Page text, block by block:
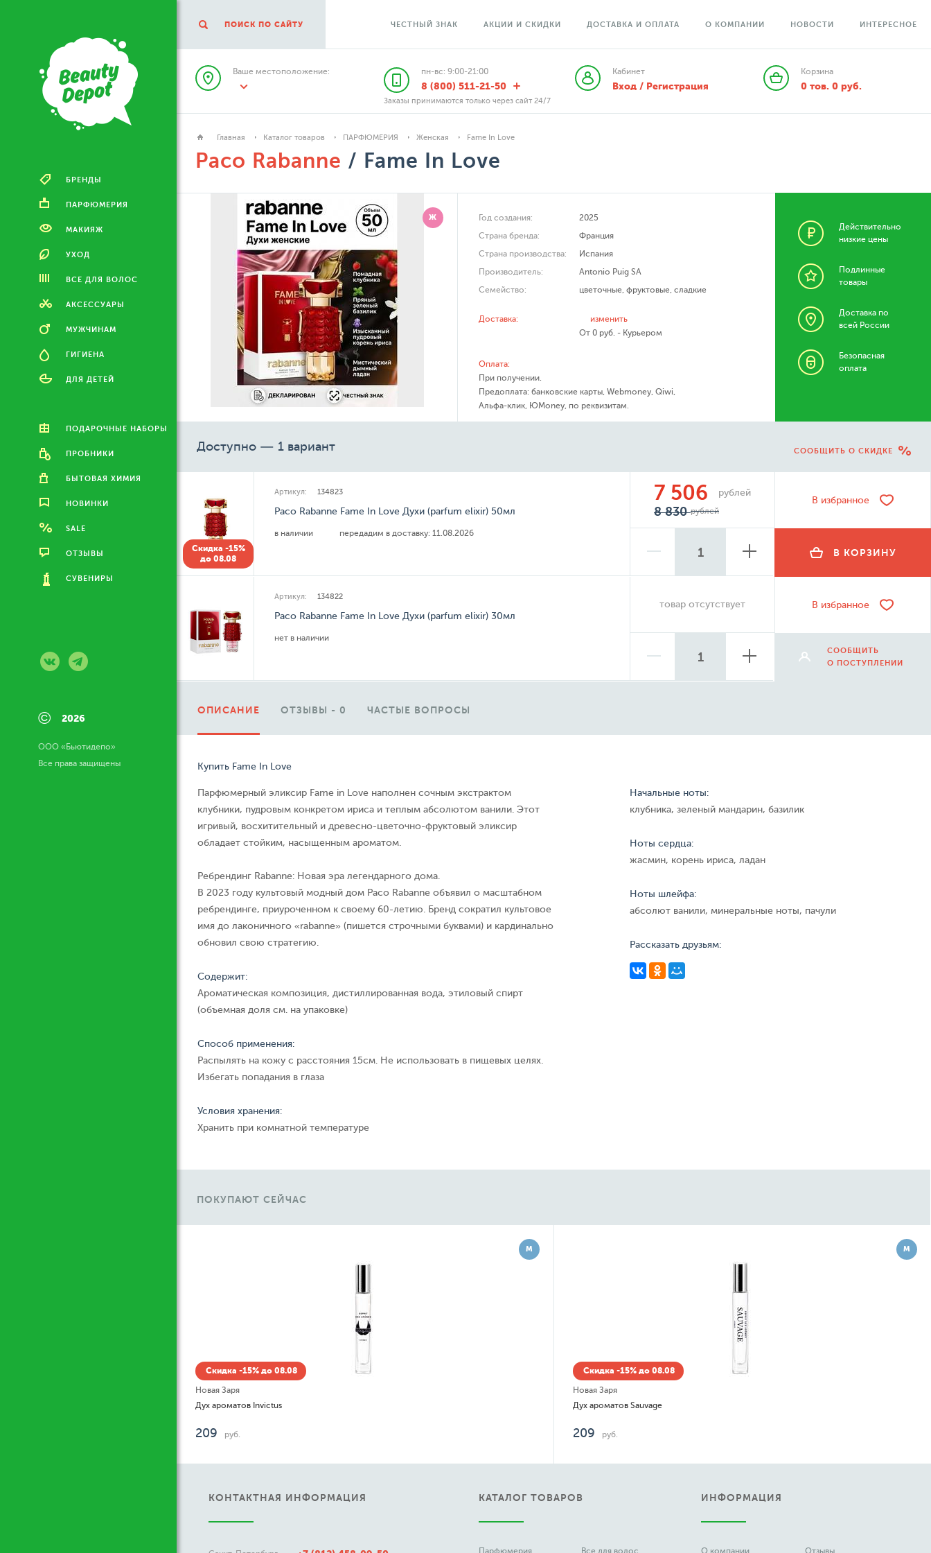
БРЕНДЫ
ПАРФЮМЕРИЯ
МАКИЯЖ
УХОД
ВСЕ ДЛЯ ВОЛОС
АКСЕССУАРЫ
МУЖЧИНАМ
ГИГИЕНА
ДЛЯ ДЕТЕЙ
ПОДАРОЧНЫЕ НАБОРЫ
ПРОБНИКИ
БЫТОВАЯ ХИМИЯ
НОВИНКИ
SALE
ОТЗЫВЫ
СУВЕНИРЫ
© 2026
ООО «Бьютидепо»
Все права защищены
ПОИСК ПО САЙТУ ЧЕСТНЫЙ ЗНАК АКЦИИ И СКИДКИ ДОСТАВКА И ОПЛАТА О КОМПАНИИ НОВОСТИ ИНТЕРЕСНОЕ
Ваше местоположение: пн-вс: 9:00-21:00
8 (800) 511-21-50
Заказы принимаются только через сайт 24/7
Кабинет
Вход / Регистрация
Корзина
0 тов. 0руб.
Главная Каталог товаров ПАРФЮМЕРИЯ Женская Fame In Love
Paco Rabanne / Fame In Love
Ж Год создания:
2025
Страна бренда:
Франция
Страна производства:
Испания
Производитель:
Antonio Puig SA
Семейство:
цветочные, фруктовые, сладкие
Доставка:
изменить
От 0 руб. - Курьером
Оплата:
При получении.
Предоплата: банковские карты, Webmoney, Qiwi,
Альфа-клик, ЮMoney, по реквизитам.
Действительно
низкие цены
Подлинные
товары
Доставка по
всей России
Безопасная
оплата
Доступно — 1 вариант СООБЩИТЬ О СКИДКЕ
Скидка -15%
до 08.08
Артикул: 134823
Paco Rabanne Fame In Love Духи (parfum elixir) 50мл
в наличии передадим в доставку: 11.08.2026
7 506 рублей
8 830рублей
В избранное
В КОРЗИНУ
Артикул: 134822
Paco Rabanne Fame In Love Духи (parfum elixir) 30мл
нет в наличии
товар отсутствует В избранное
СООБЩИТЬ
О ПОСТУПЛЕНИИ
ОПИСАНИЕ ОТЗЫВЫ - 0 ЧАСТЫЕ ВОПРОСЫ
Купить Fame In Love
Парфюмерный эликсир Fame in Love наполнен сочным экстрактом
клубники, пудровым конкретом ириса и теплым абсолютом ванили. Этот
игривый, восхитительный и древесно-цветочно-фруктовый эликсир
обладает стойким, насыщенным ароматом.
Ребрендинг Rabanne: Новая эра легендарного дома.
В 2023 году культовый модный дом Paco Rabanne объявил о масштабном
ребрендинге, приуроченном к своему 60-летию. Бренд сократил культовое
имя до лаконичного «rabanne» (пишется строчными буквами) и кардинально
обновил свою стратегию.
Содержит:
Ароматическая композиция, дистиллированная вода, этиловый спирт
(объемная доля см. на упаковке)
Способ применения:
Распылять на кожу с расстояния 15см. Не использовать в пищевых целях.
Избегать попадания в глаза
Условия хранения:
Хранить при комнатной температуре
Начальные ноты:
клубника, зеленый мандарин, базилик
Ноты сердца:
жасмин, корень ириса, ладан
Ноты шлейфа:
абсолют ванили, минеральные ноты, пачули
Рассказать друзьям:
ПОКУПАЮТ СЕЙЧАС
Скидка -15% до 08.08
Скидка -15% до 08.08
КОНТАКТНАЯ ИНФОРМАЦИЯ КАТАЛОГ ТОВАРОВ
Парфюмерия Все для волос
ИНФОРМАЦИЯ
О компании Отзывы